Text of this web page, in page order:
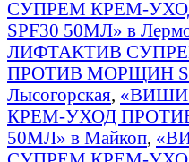
СУПРЕМ КРЕМ-
SPF30 50МЛ» в
ЛИФТАКТИВ
ПРОТИВ МОРЩИН
Лысогорская,
КРЕМ-УХОД
50МЛ» в Майкоп,